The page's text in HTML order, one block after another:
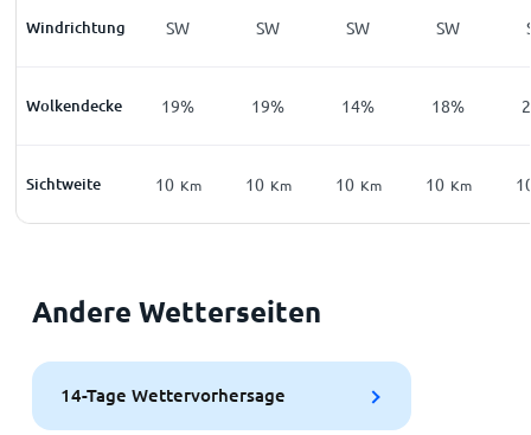
Windrichtung SW SW SW SW
Wolkendecke 19% 19% 14% 18%
Sichtweite 10 Km 10 Km 10 Km 10 Km
Andere Wetterseiten
14-Tage Wettervorhersage